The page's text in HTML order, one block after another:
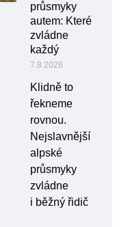
průsmyky
autem: Které
zvládne
každý
7.8.2026
Klidně to
řekneme
rovnou.
Nejslavnější
alpské
průsmyky
zvládne
i běžný řidič